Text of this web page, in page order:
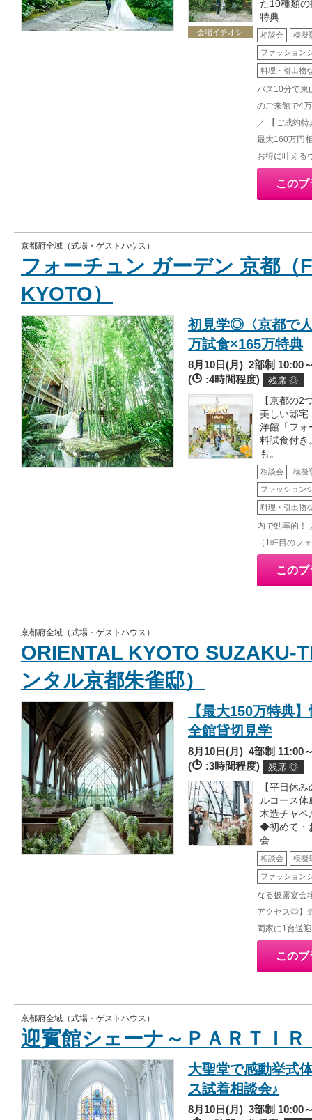
会場イチオシ
た10種類
特典
相談会 模擬
ファッション
料理・引出物
バス10分で東
のご来館で4
／ 【ご成約
最大160万円
お得に叶える
この
京都府全域（式場・ゲストハウス）
フォーチュン ガーデン 京都（
KYOTO）
初見学◎〈京都で
万試食×165万特典
8月10日(月)2部制 10:00
(
:4時間程度) 残席 ◎
【京都の2
美しい邸宅
洋館「フォ
料試食付き
も。
相談会 模擬
ファッション
料理・引出物
内で効率的！
（1軒目のフ
この
京都府全域（式場・ゲストハウス）
ORIENTAL KYOTO SUZAKU-
ンタル京都朱雀邸）
【最大150万特典
全館貸切見学
8月10日(月)4部制 11:00
(
:3時間程度) 残席 ◎
【平日休
ルコース
木造チャ
◆初めて・
会
相談会 模擬
ファッション
なる披露宴会
アクセス◎】
両家に1台送
この
京都府全域（式場・ゲストハウス）
迎賓館シェーナ～ＰＡＲＴＩ
大聖堂で感動挙式
ス試着相談会♪
8月10日(月)3部制 10:00